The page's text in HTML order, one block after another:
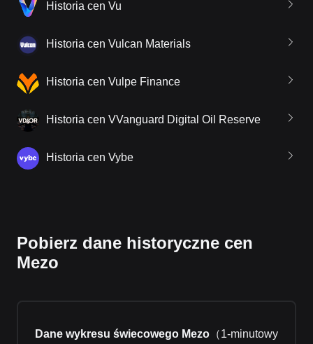
Historia cen Vu
Historia cen Vulcan Materials
Historia cen Vulpe Finance
Historia cen VVanguard Digital Oil Reserve
Historia cen Vybe
Pobierz dane historyczne cen
Mezo
Dane wykresu świecowego Mezo （1-minutowy